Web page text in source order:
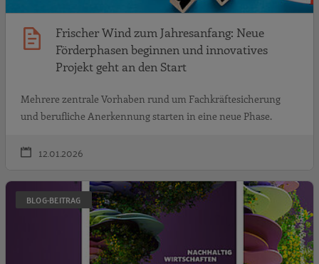
Frischer Wind zum Jahresanfang: Neue
Förderphasen beginnen und innovatives
Projekt geht an den Start
Mehrere zentrale Vorhaben rund um Fachkräftesicherung
und berufliche Anerkennung starten in eine neue Phase.
12.01.2026
BLOG-BEITRAG